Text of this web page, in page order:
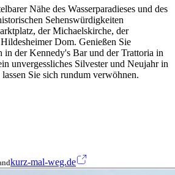
Nähe des Wasserparadieses und des
Sehenswürdigkeiten
der Michaelskirche, der
Dom. Genießen Sie
in der Kennedy's Bar und der Trattoria in
unvergessliches Silvester und Neujahr in
Sie sich rundum verwöhnen.
kurz-mal-weg.de